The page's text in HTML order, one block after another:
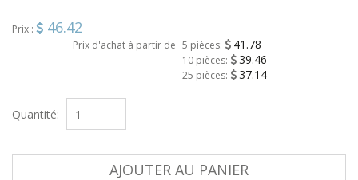
Prix : 46.42
Prix d'achat à partir de 5 pièces: 41.78
10 pièces: 39.46
25 pièces: 37.14
Quantité:
AJOUTER AU PANIER